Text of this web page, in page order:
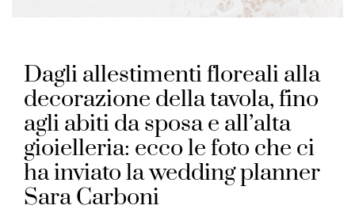
Dagli allestimenti floreali alla
decorazione della tavola, fino
agli abiti da sposa e all’alta
gioielleria: ecco le foto che ci
ha inviato la wedding planner
Sara Carboni